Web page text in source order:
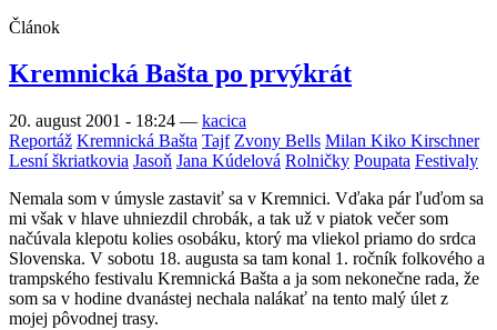
Článok
Kremnická Bašta po prvýkrát
20. august 2001 - 18:24 — kacica
Reportáž Kremnická Bašta Tajf Zvony Bells Milan Kiko Kirschner
Lesní škriatkovia Jasoň Jana Kúdelová Rolničky Poupata Festivaly
Nemala som v úmysle zastaviť sa v Kremnici. Vďaka pár ľuďom sa
mi však v hlave uhniezdil chrobák, a tak už v piatok večer som
načúvala klepotu kolies osobáku, ktorý ma vliekol priamo do srdca
Slovenska. V sobotu 18. augusta sa tam konal 1. ročník folkového a
trampského festivalu Kremnická Bašta a ja som nekonečne rada, že
som sa v hodine dvanástej nechala nalákať na tento malý úlet z
mojej pôvodnej trasy.